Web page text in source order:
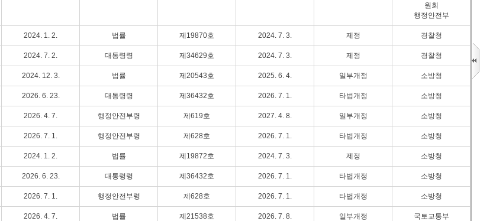
원회
행정안전부
2024. 1. 2. 법률 제19870호 2024. 7. 3. 제정 경찰청
2024. 7. 2. 대통령령 제34629호 2024. 7. 3. 제정 경찰청
2024. 12. 3. 법률 제20543호 2025. 6. 4. 일부개정 소방청
2026. 6. 23. 대통령령 제36432호 2026. 7. 1. 타법개정 소방청
2026. 4. 7. 행정안전부령 제619호 2027. 4. 8. 일부개정 소방청
2026. 7. 1. 행정안전부령 제628호 2026. 7. 1. 타법개정 소방청
2024. 1. 2. 법률 제19872호 2024. 7. 3. 제정 소방청
2026. 6. 23. 대통령령 제36432호 2026. 7. 1. 타법개정 소방청
2026. 7. 1. 행정안전부령 제628호 2026. 7. 1. 타법개정 소방청
2026. 4. 7. 법률 제21538호 2026. 7. 8. 일부개정 국토교통부